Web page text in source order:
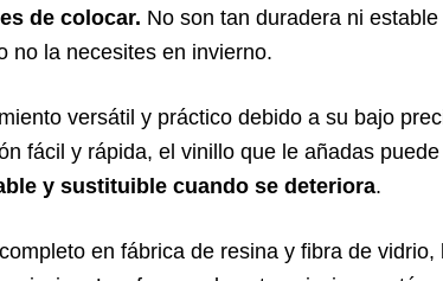
de colocar. No son tan duradera ni
no la necesites en invierno.
versátil y práctico debido a su bajo
fácil y rápida, el vinillo que le añadas
y sustituible cuando se deteriora.
en fábrica de resina y fibra de vidrio,